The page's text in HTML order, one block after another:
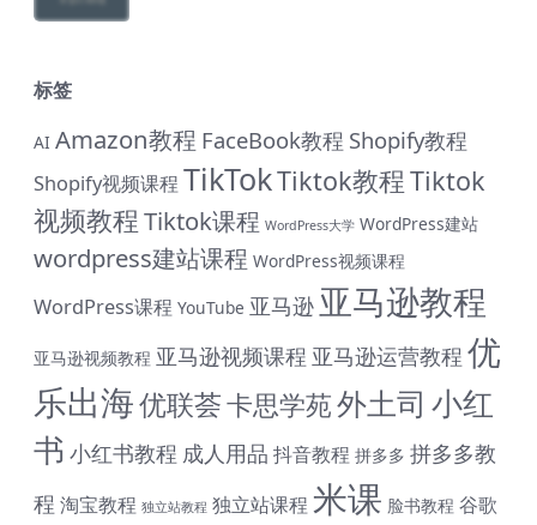
标签
AI Amazon教程 FaceBook教程 Shopify教程
Shopify视频课程TikTokTiktok教程Tiktok
视频教程Tiktok课程 WordPress大学 WordPress建站
wordpress建站课程 WordPress视频课程
WordPress课程 YouTube 亚马逊 亚马逊教程
亚马逊视频教程 亚马逊视频课程 亚马逊运营教程 优
乐出海优联荟卡思学苑外土司 小红
书 小红书教程 成人用品 抖音教程 拼多多 拼多多教
程 淘宝教程 独立站教程 独立站课程米课 脸书教程 谷歌